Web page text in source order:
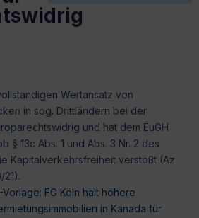
Wertansatz von
in sog. Drittländern bei der
und hat dem EuGH
§ 13c Abs. 1 und Abs. 3 Nr. 2 des
Kapitalverkehrsfreiheit verstößt (Az.
21).
Vorlage: FG Köln hält höhere
in Kanada für